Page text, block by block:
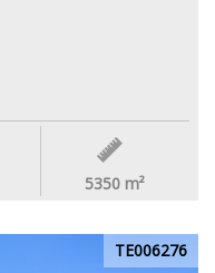
5350 m²
TE006276